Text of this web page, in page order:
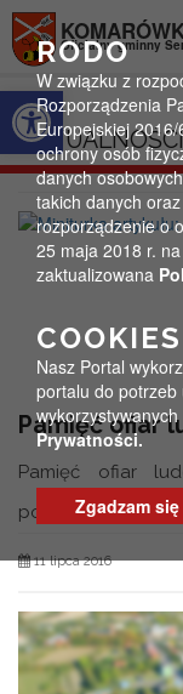
Otwórz pasek narzędzi
Oficjalny gminny
AKTUALNOŚCI
Pamięć ofiar
Pamięć ofiar
polskiej
11 lipca 2016
RODO
W związku z
Rozporządzenia
Europejskiej
ochrony osób
danych
takich danych
rozporządzenie o
25 maja 2018 r.
zaktualizowana
COOKIES
Nasz Portal
portalu do potrzeb
Prywatności.
Zgadzam się